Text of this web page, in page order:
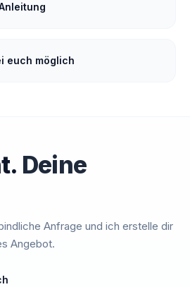
euch möglich
Deine
Anfrage und ich erstelle dir
Angebot.